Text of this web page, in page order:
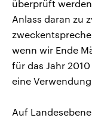
überprüft
Anlass daran zu
wenn wir Ende
für das Jahr
eine
Auf